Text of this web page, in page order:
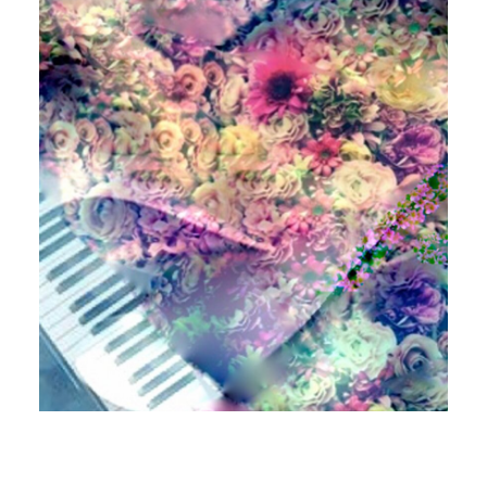
ErifA
Mystic Flame Wizardry
Profile